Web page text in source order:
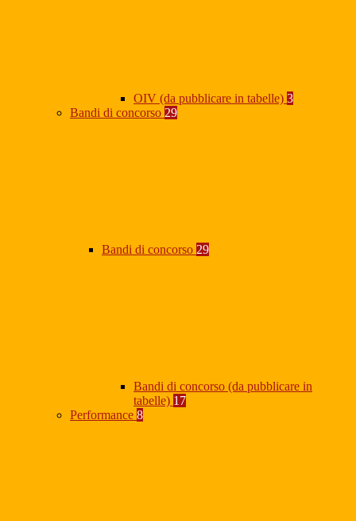
OIV (da pubblicare in tabelle) 3
Bandi di concorso 29
Bandi di concorso 29
Bandi di concorso (da pubblicare in
tabelle) 17
Performance 8